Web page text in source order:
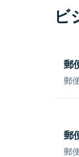
ビ
郵
郵
郵
郵